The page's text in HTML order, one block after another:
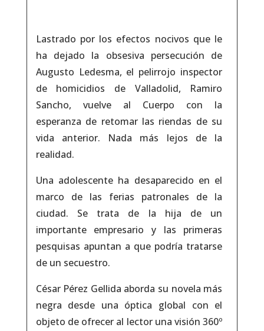
Lastrado por los efectos nocivos que le
ha dejado la obsesiva persecución de
Augusto Ledesma, el pelirrojo inspector
de homicidios de Valladolid, Ramiro
Sancho, vuelve al Cuerpo con la
esperanza de retomar las riendas de su
vida anterior. Nada más lejos de la
realidad.
Una adolescente ha desaparecido en el
marco de las ferias patronales de la
ciudad. Se trata de la hija de un
importante empresario y las primeras
pesquisas apuntan a que podría tratarse
de un secuestro.
César Pérez Gellida aborda su novela más
negra desde una óptica global con el
objeto de ofrecer al lector una visión 360º